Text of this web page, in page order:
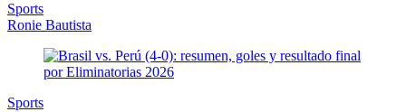
Sports
Ronie Bautista
Sports